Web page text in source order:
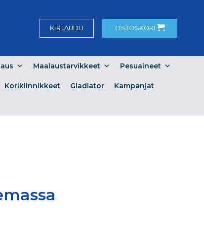
KIRJAUDU OSTOSKORI
Maalaustarvikkeet Pesuaineet
Korikiinnikkeet Gladiator Kampanjat